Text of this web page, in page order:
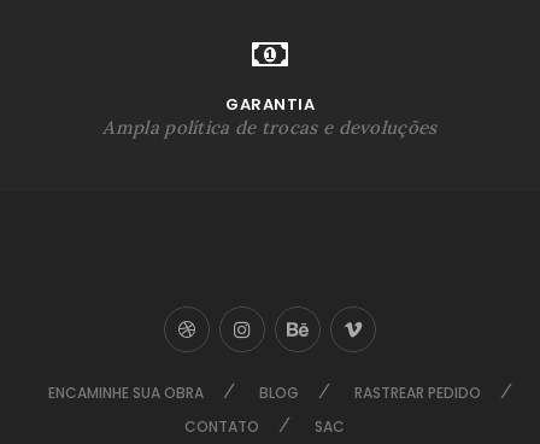
GARANTIA
Ampla política de trocas e devoluções
ENCAMINHE SUA OBRA BLOG
RASTREAR PEDIDO
CONTATO
SAC